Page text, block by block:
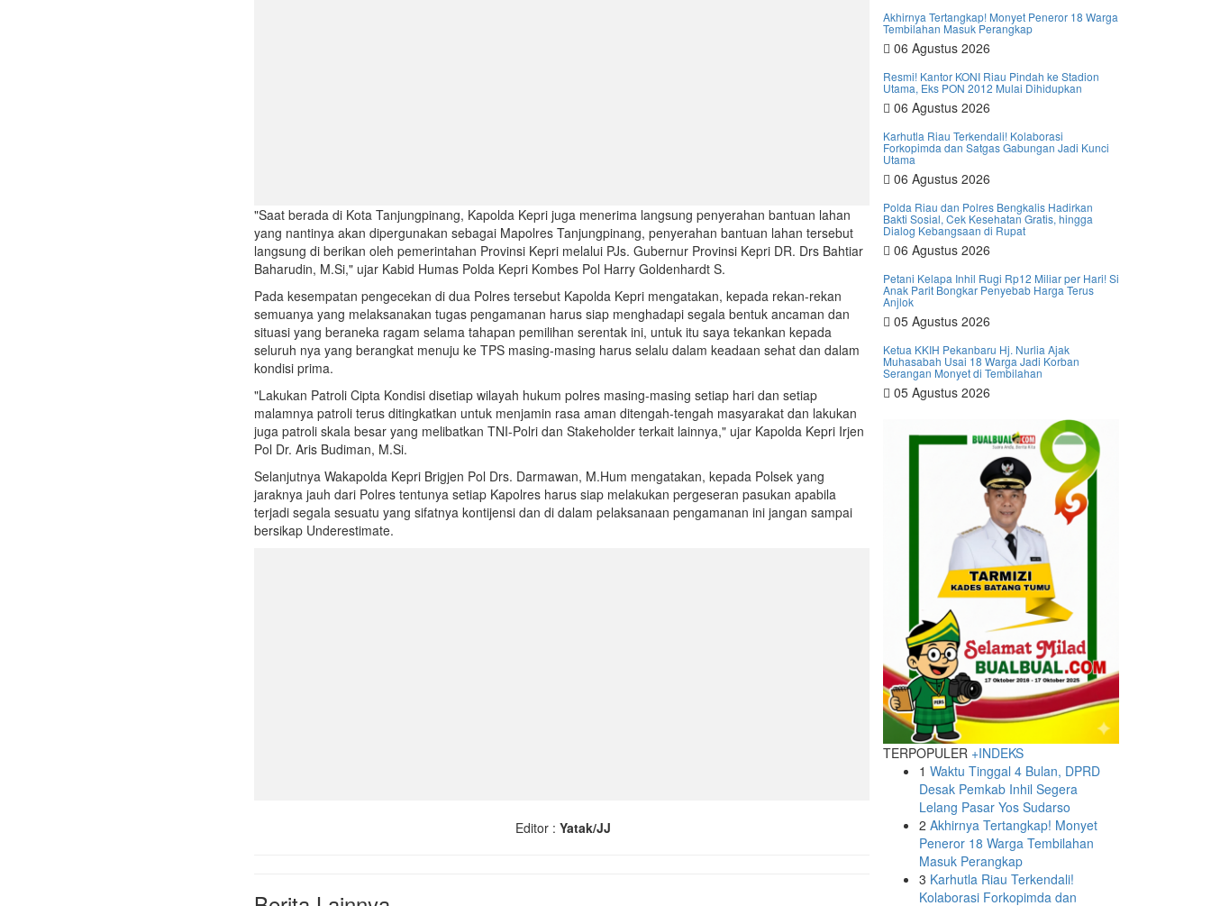
"Saat berada di Kota Tanjungpinang, Kapolda Kepri juga menerima langsung penyerahan bantuan lahan
yang nantinya akan dipergunakan sebagai Mapolres Tanjungpinang, penyerahan bantuan lahan tersebut
langsung di berikan oleh pemerintahan Provinsi Kepri melalui PJs. Gubernur Provinsi Kepri DR. Drs Bahtiar
Baharudin, M.Si," ujar Kabid Humas Polda Kepri Kombes Pol Harry Goldenhardt S.
Pada kesempatan pengecekan di dua Polres tersebut Kapolda Kepri mengatakan, kepada rekan-rekan
semuanya yang melaksanakan tugas pengamanan harus siap menghadapi segala bentuk ancaman dan
situasi yang beraneka ragam selama tahapan pemilihan serentak ini, untuk itu saya tekankan kepada
seluruh nya yang berangkat menuju ke TPS masing-masing harus selalu dalam keadaan sehat dan dalam
kondisi prima.
"Lakukan Patroli Cipta Kondisi disetiap wilayah hukum polres masing-masing setiap hari dan setiap
malamnya patroli terus ditingkatkan untuk menjamin rasa aman ditengah-tengah masyarakat dan lakukan
juga patroli skala besar yang melibatkan TNI-Polri dan Stakeholder terkait lainnya," ujar Kapolda Kepri Irjen
Pol Dr. Aris Budiman, M.Si.
Selanjutnya Wakapolda Kepri Brigjen Pol Drs. Darmawan, M.Hum mengatakan, kepada Polsek yang
jaraknya jauh dari Polres tentunya setiap Kapolres harus siap melakukan pergeseran pasukan apabila
terjadi segala sesuatu yang sifatnya kontijensi dan di dalam pelaksanaan pengamanan ini jangan sampai
bersikap Underestimate.
Editor :Yatak/JJ
Akhirnya Tertangkap! Monyet Peneror 18 Warga
Tembilahan Masuk Perangkap
06 Agustus 2026
Resmi! Kantor KONI Riau Pindah ke Stadion
Utama, Eks PON 2012 Mulai Dihidupkan
06 Agustus 2026
Karhutla Riau Terkendali! Kolaborasi
Forkopimda dan Satgas Gabungan Jadi Kunci
Utama
06 Agustus 2026
Polda Riau dan Polres Bengkalis Hadirkan
Bakti Sosial, Cek Kesehatan Gratis, hingga
Dialog Kebangsaan di Rupat
06 Agustus 2026
Petani Kelapa Inhil Rugi Rp12 Miliar per Hari! Si
Anak Parit Bongkar Penyebab Harga Terus
Anjlok
05 Agustus 2026
Ketua KKIH Pekanbaru Hj. Nurlia Ajak
Muhasabah Usai 18 Warga Jadi Korban
Serangan Monyet di Tembilahan
05 Agustus 2026
TERPOPULER +INDEKS
1 Waktu Tinggal 4 Bulan, DPRD
Desak Pemkab Inhil Segera
Lelang Pasar Yos Sudarso
2 Akhirnya Tertangkap! Monyet
Peneror 18 Warga Tembilahan
Masuk Perangkap
3 Karhutla Riau Terkendali!
Kolaborasi Forkopimda dan